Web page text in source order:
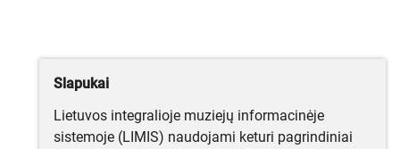
Slapukai
Lietuvos integralioje muziejų informacinėje
sistemoje (LIMIS) naudojami keturi pagrindiniai